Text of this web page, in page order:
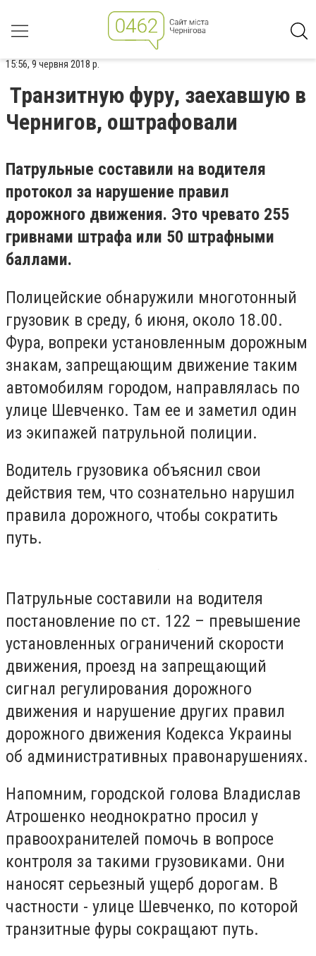
15:56, 9 червня 2018 р.
Транзитную фуру, заехавшую в
Чернигов, оштрафовали
Патрульные составили на водителя
протокол за нарушение правил
дорожного движения. Это чревато 255
гривнами штрафа или 50 штрафными
баллами.
Полицейские обнаружили многотонный
грузовик в среду, 6 июня, около 18.00.
Фура, вопреки установленным дорожным
знакам, запрещающим движение таким
автомобилям городом, направлялась по
улице Шевченко. Там ее и заметил один
из экипажей патрульной полиции.
Водитель грузовика объяснил свои
действия тем, что сознательно нарушил
правила дорожного, чтобы сократить
путь.
Патрульные составили на водителя
постановление по ст. 122 – превышение
установленных ограничений скорости
движения, проезд на запрещающий
сигнал регулирования дорожного
движения и нарушение других правил
дорожного движения Кодекса Украины
об административных правонарушениях.
Напомним, городской голова Владислав
Атрошенко неоднократно просил у
правоохранителей помочь в вопросе
контроля за такими грузовиками. Они
наносят серьезный ущерб дорогам. В
частности - улице Шевченко, по которой
транзитные фуры сокращают путь.